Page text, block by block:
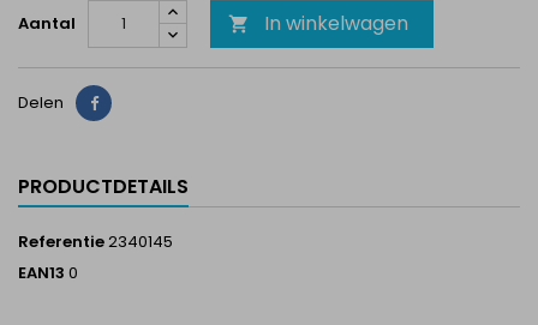
Aantal  In winkelwagen
Delen Delen
PRODUCTDETAILS
Referentie2340145
EAN13 0